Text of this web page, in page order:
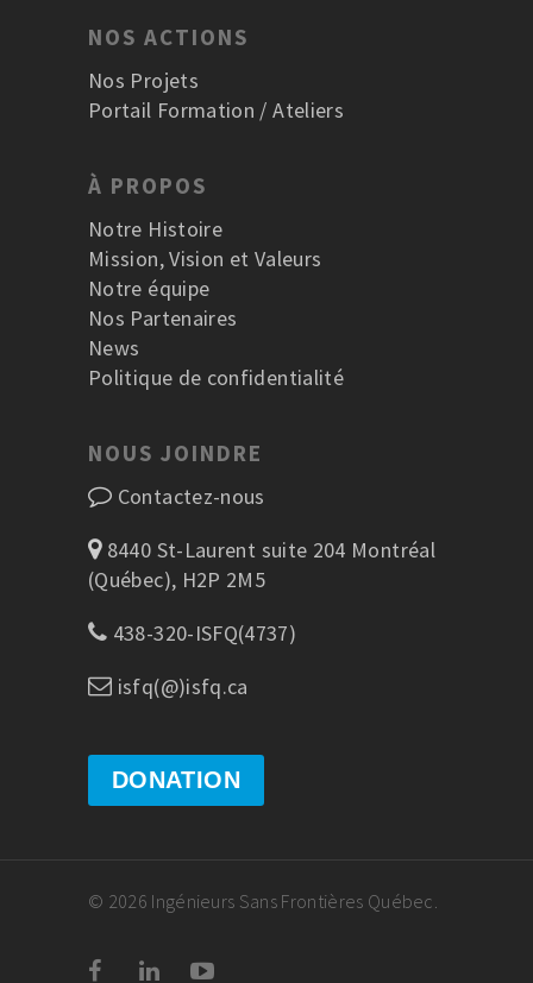
NOS ACTIONS
Nos Projets
Portail Formation / Ateliers
À PROPOS
Notre Histoire
Mission, Vision et Valeurs
Notre équipe
Nos Partenaires
News
Politique de confidentialité
NOUS JOINDRE
Contactez-nous
8440 St-Laurent suite 204 Montréal
(Québec), H2P 2M5
438-320-ISFQ(4737)
isfq(@)isfq.ca
DONATION
© 2026 Ingénieurs Sans Frontières Québec.